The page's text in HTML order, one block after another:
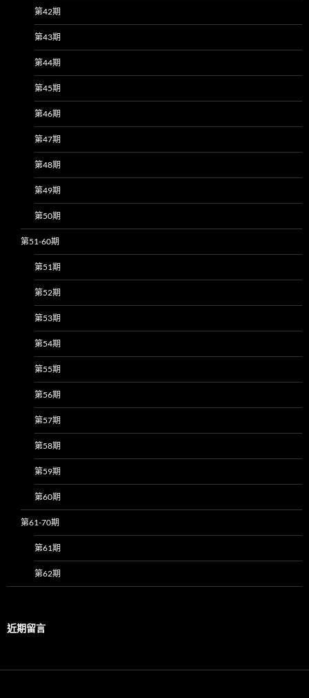
第42期
第43期
第44期
第45期
第46期
第47期
第48期
第49期
第50期
第51-60期
第51期
第52期
第53期
第54期
第55期
第56期
第57期
第58期
第59期
第60期
第61-70期
第61期
第62期
近期留言